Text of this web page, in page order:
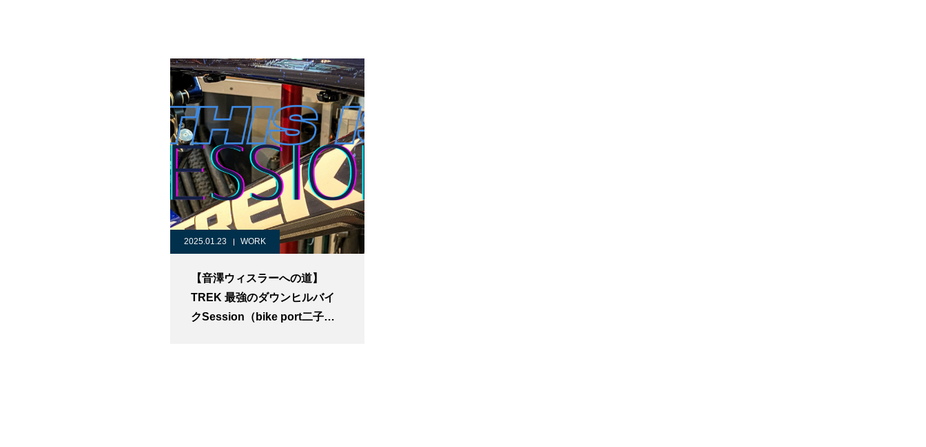
2025.01.23 WORK
【音澤ウィスラーへの道】
TREK 最強のダウンヒルバイ
クSession（bike port二子